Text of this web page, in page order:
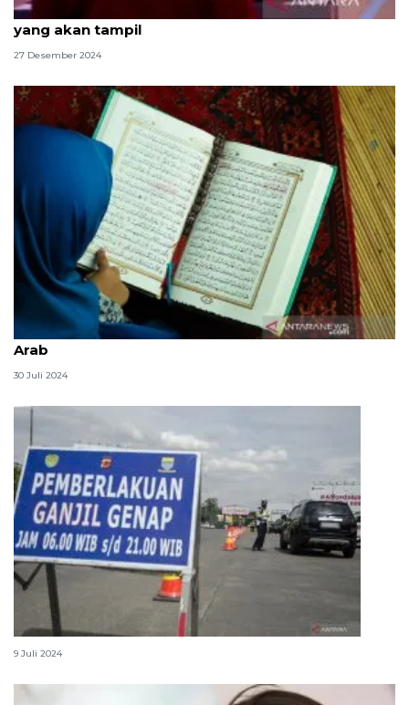
Squid Game 2: Inilah sinopsis dan daftar pemain
yang akan tampil
27 Desember 2024
Tulisan masya Allah yang benar, dalam latin dan
Arab
30 Juli 2024
Daftar akses exit tol yang terkena ganjil genap
9 Juli 2024